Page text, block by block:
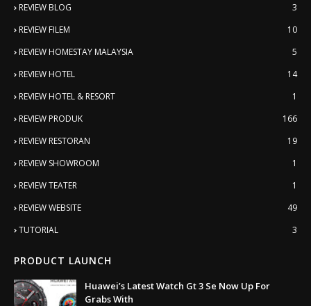
REVIEW BLOG
3
REVIEW FILEM
10
REVIEW HOMESTAY MALAYSIA
5
REVIEW HOTEL
14
REVIEW HOTEL & RESORT
1
REVIEW PRODUK
166
REVIEW RESTORAN
19
REVIEW SHOWROOM
1
REVIEW TEATER
1
REVIEW WEBSITE
49
TUTORIAL
3
PRODUCT LAUNCH
Huawei’s Latest Watch Gt 3 Se Now Up For
Grabs With